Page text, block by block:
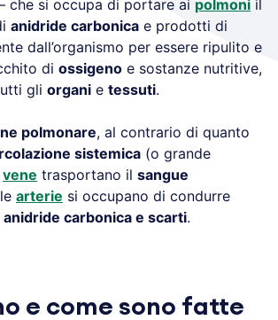
che si occupa di portare ai polmoni il
anidride carbonica e prodotti di
dall’organismo per essere ripulito e
di ossigeno e sostanze nutritive,
gli organi e tessuti.
polmonare, al contrario di quanto
sistemica (o grande
vene trasportano il sangue
arterie si occupano di condurre
anidride carbonica e scarti.
e come sono fatte